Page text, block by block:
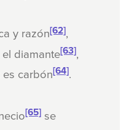
y razón[62],
diamante[63],
es carbón[64].
[65] se